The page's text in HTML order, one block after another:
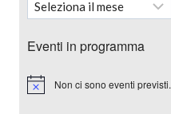
Eventi in programma
Notice Non ci sono eventi previsti.